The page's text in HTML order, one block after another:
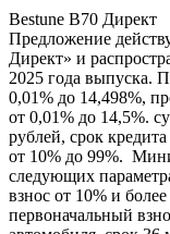
Bestune B70 Директ
Предложение
Директ» и
2025 года выпуска.
0,01% до 14,498%,
от 0,01% до 14,5%.
рублей, срок
от 10% до 99%.
следующих
взнос от 10% и
первоначальный